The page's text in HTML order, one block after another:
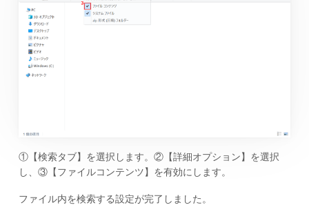
①【検索タブ】を選択します。②【詳細オプション】を選択
し、③【ファイルコンテンツ】を有効にします。
ファイル内を検索する設定が完了しました。